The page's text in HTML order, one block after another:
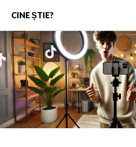
content
CINE ȘTIE?